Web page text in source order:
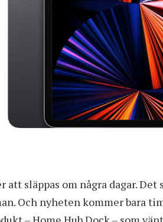
att släppas om några dagar.
Och nyheten kommer bara